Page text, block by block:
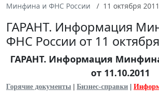
Минфина и ФНС России
11 октября 2011
ГАРАНТ. Информация
ФНС России от 11
ГАРАНТ. Информация
от 11.10.2011
Горячие документы | Бизнес-справки |